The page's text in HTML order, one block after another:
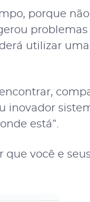
porque
utilizar
inovador
está”.
você e